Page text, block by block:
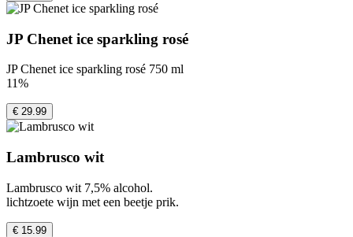
JP Chenet ice sparkling rosé
JP Chenet ice sparkling rosé 750 ml
11%
€ 29.99
Lambrusco wit
Lambrusco wit 7,5% alcohol.
lichtzoete wijn met een beetje prik.
€ 15.99